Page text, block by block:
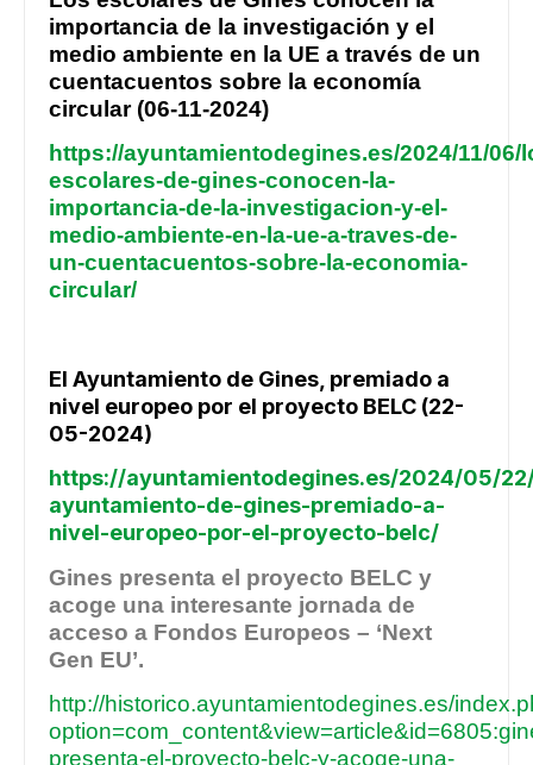
importancia de la investigación y el
medio ambiente en la UE a través de un
cuentacuentos sobre la economía
circular (06-11-2024)
https://ayuntamientodegines.es/2024/11/06/
escolares-de-gines-conocen-la-
importancia-de-la-investigacion-y-el-
medio-ambiente-en-la-ue-a-traves-de-
un-cuentacuentos-sobre-la-economia-
circular/
El Ayuntamiento de Gines, premiado a
nivel europeo por el proyecto BELC (22-
05-2024)
https://ayuntamientodegines.es/2024/05/
ayuntamiento-de-gines-premiado-a-
nivel-europeo-por-el-proyecto-belc/
Gines presenta el proyecto BELC y
acoge una interesante jornada de
acceso a Fondos Europeos – ‘Next
Gen EU’.
http://historico.ayuntamientodegines.es/
presenta-el-proyecto-belc-y-acoge-una-